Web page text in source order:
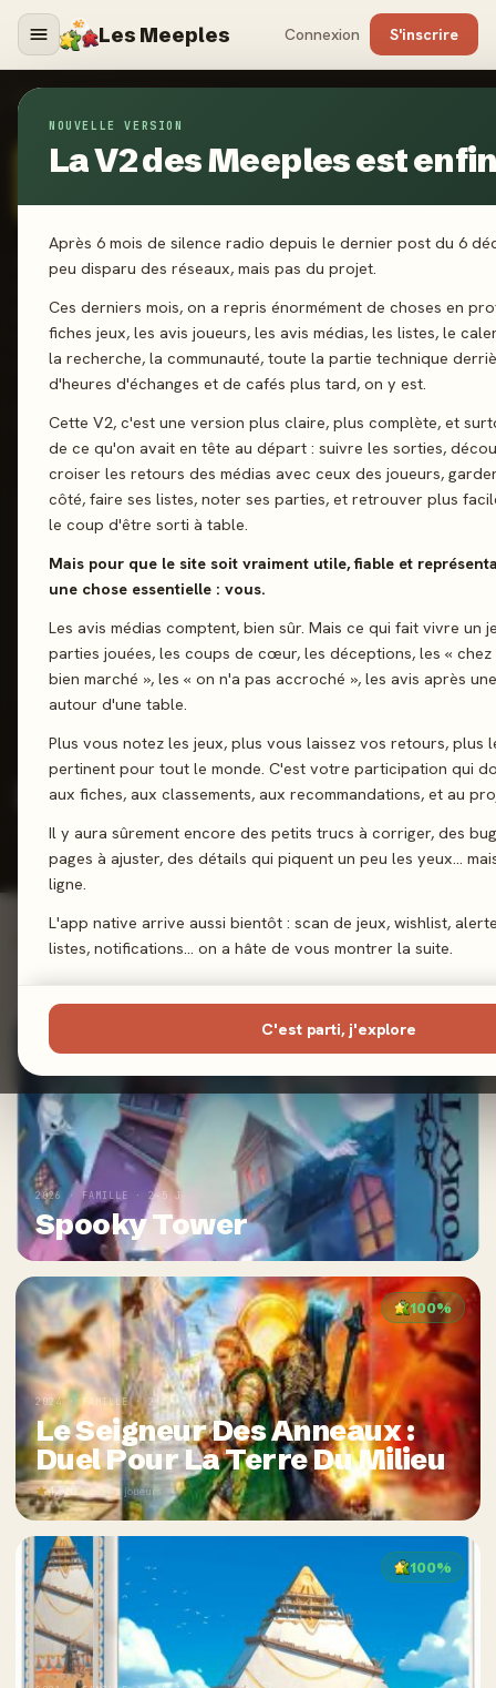
Les Meeples Connexion S'inscrire
NOUVELLE VERSION
La V2 des Meeples est
Après 6 mois de silence radio depuis le dernier post du 6
peu disparu des réseaux, mais pas du projet.
Ces derniers mois, on a repris énormément de choses en
fiches jeux, les avis joueurs, les avis médias, les listes, le
la recherche, la communauté, toute la partie technique
d'heures d'échanges et de cafés plus tard, on y est.
Cette V2, c'est une version plus claire, plus complète, et
de ce qu'on avait en tête au départ : suivre les sorties,
croiser les retours des médias avec ceux des joueurs,
côté, faire ses listes, noter ses parties, et retrouver plus
le coup d'être sorti à table.
Mais pour que le site soit vraiment utile, fiable et
une chose essentielle : vous.
Les avis médias comptent, bien sûr. Mais ce qui fait vivre un
parties jouées, les coups de cœur, les déceptions, les « chez
bien marché », les « on n'a pas accroché », les avis après
autour d'une table.
Plus vous notez les jeux, plus vous laissez vos retours, plus
pertinent pour tout le monde. C'est votre participation qui
aux fiches, aux classements, aux recommandations, et au
Il y aura sûrement encore des petits trucs à corriger, des
pages à ajuster, des détails qui piquent un peu les yeux…
ligne.
L'app native arrive aussi bientôt : scan de jeux, wishlist,
listes, notifications… on a hâte de vous montrer la suite.
C'est parti, j'explore
ÉDITEURS
ÉDITEUR CERTIFIÉ · BELGIQUE · DEPUIS 2004
Repos Production
Repos Production propose des jeux accessibles et variés, du
jeux de collection comme Mythicals ou For a Crown. La ligne
éditoriale mêle légèreté, stratégie et moments de jeu
conviviaux, pour tous les publics.
Site officiel Twitter Facebook
79
Fiable - 18 jeux notés
14 positifs 1 neutres 3 négatifs
25
RÉFÉRENCÉS
151
PRESSE
3,8/5
JOUEURS
MOY.
2026
SORTIE
INCONTOURNABLES
Jeux signature
Voir tout le catalogue →
2026 · FAMILLE · 2-5 J
Spooky Tower
100%
2024 · FAMILLE · 2 J
Le Seigneur Des Anneaux :
Duel Pour La Terre Du Milieu
4,5/5· 35 avis joueurs
100%